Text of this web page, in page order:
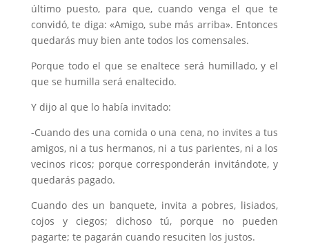
último puesto, para que, cuando venga el que te
convidó, te diga: «Amigo, sube más arriba». Entonces
quedarás muy bien ante todos los comensales.
Porque todo el que se enaltece será humillado, y el
que se humilla será enaltecido.
Y dijo al que lo había invitado:
-Cuando des una comida o una cena, no invites a tus
amigos, ni a tus hermanos, ni a tus parientes, ni a los
vecinos ricos; porque corresponderán invitándote, y
quedarás pagado.
Cuando des un banquete, invita a pobres, lisiados,
cojos y ciegos; dichoso tú, porque no pueden
pagarte; te pagarán cuando resuciten los justos.